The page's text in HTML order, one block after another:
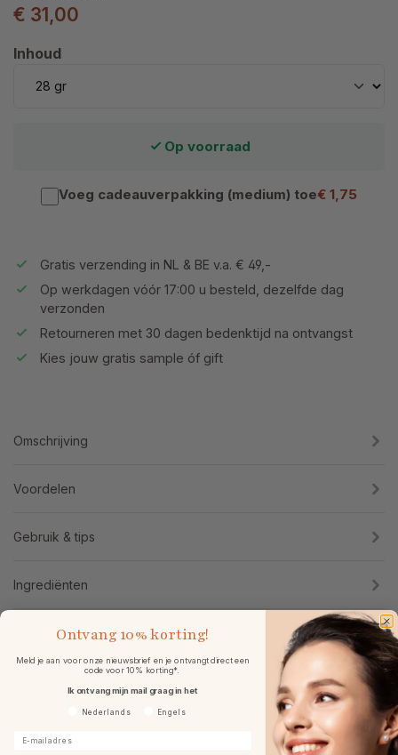
€ 31,00
Selecteer
Inhoud
Op voorraad
Voeg cadeauverpakking (medium) toe€ 1,75
Gratis verzending in NL & BE v.a. € 49,-
Op werkdagen vóór 17:00 u besteld, dezelfde dag
verzonden
Retourneren met 30 dagen bedenktijd na ontvangst
Kies jouw gratis sample óf gift
Omschrijving
Voordelen
Gebruik & tips
Ingrediënten
Specificaties
Ontvang 10% korting!
Meld je aan voor onze nieuwsbrief en je ontvangt direct een
code voor 10% korting*.
Ik ontvang mijn mail graag in het
Voorkeurtaal
Nederlands Engels